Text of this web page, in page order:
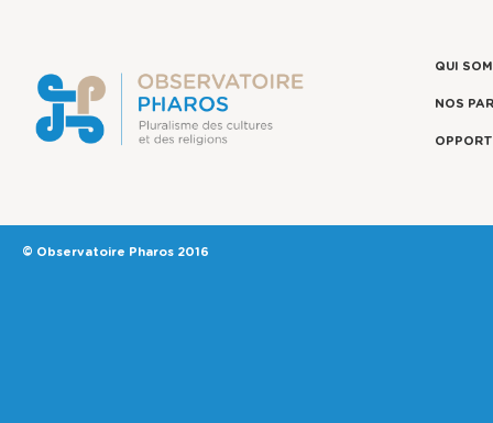
QUI
NOS
© Observatoire Pharos 2016